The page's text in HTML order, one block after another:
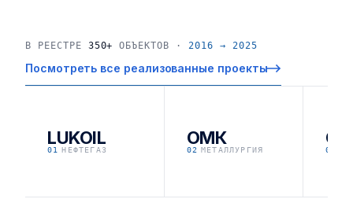
В РЕЕСТРЕ 350+ ОБЪЕКТОВ · 2016 → 2025
Посмотреть все реализованные проекты
LUKOIL
01 НЕФТЕГАЗ
ОМК
02 МЕТАЛЛУРГИЯ 03